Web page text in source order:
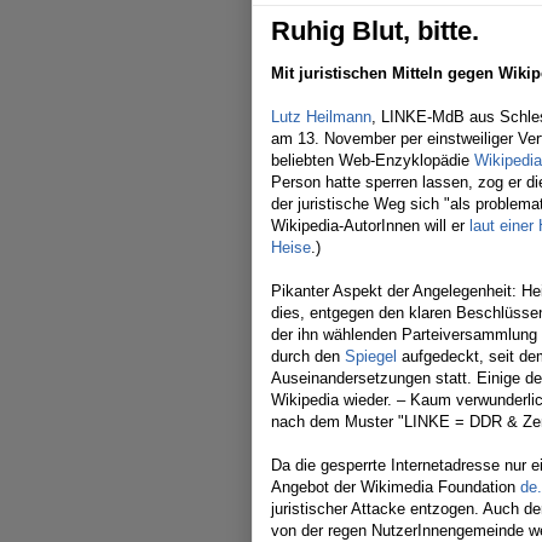
Ruhig Blut, bitte.
Mit juristischen Mitteln gegen
Lutz Heilmann, LINKE-MdB aus
am 13. November per einstweiliger
beliebten Web-Enzyklopädie Wikipedia
Person hatte sperren lassen, zog er
der juristische Weg sich "als
Wikipedia-AutorInnen will er laut einer
Heise.)
Pikanter Aspekt der Angelegenheit:
dies, entgegen den klaren
der ihn wählenden
durch den Spiegel aufgedeckt, seit
Auseinandersetzungen statt. Einige
Wikipedia wieder. – Kaum
nach dem Muster "LINKE = DDR &
Da die gesperrte Internetadresse nur
Angebot der Wikimedia Foundation
juristischer Attacke entzogen. Auch
von der regen NutzerInnengemeinde